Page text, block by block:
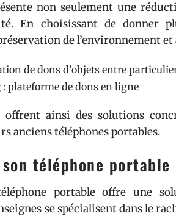
non seulement une
En choisissant de donner
de l’environnement
de dons d’objets entre
: plateforme de dons en ligne
offrent ainsi des solutions
anciens téléphones portables.
téléphone portable
portable offre une
se spécialisent dans le